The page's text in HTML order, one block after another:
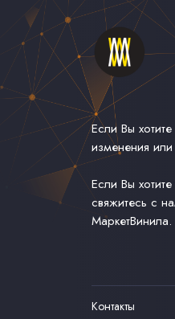
Если Вы
изменения
Если Вы
свяжитесь с
МаркетВинила.
Контакты